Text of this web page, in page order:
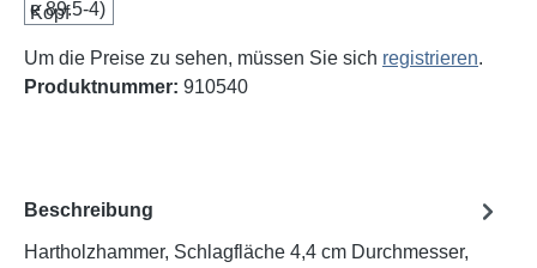
Um die Preise zu sehen, müssen Sie sich registrieren.
Produktnummer: 910540
Beschreibung
Hartholzhammer, Schlagfläche 4,4 cm Durchmesser,